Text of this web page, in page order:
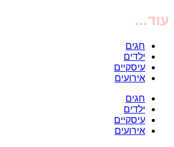
עוד...
חגים
ילדים
עיסקיים
אירועים
חגים
ילדים
עיסקיים
אירועים